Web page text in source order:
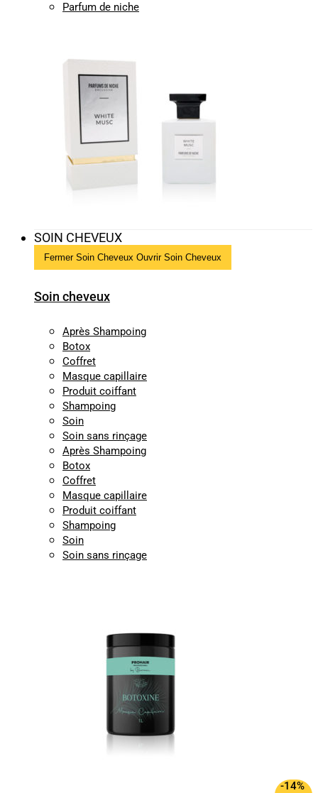
Parfum de niche
SOIN CHEVEUX
Fermer Soin Cheveux Ouvrir Soin Cheveux
Soin cheveux
Après Shampoing
Botox
Coffret
Masque capillaire
Produit coiffant
Shampoing
Soin
Soin sans rinçage
Après Shampoing
Botox
Coffret
Masque capillaire
Produit coiffant
Shampoing
Soin
Soin sans rinçage
-14%